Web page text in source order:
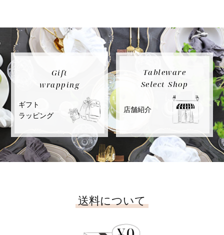
Gift
wrapping
ギフト
ラッピング
Tableware
Select Shop
店舗紹介
送料について